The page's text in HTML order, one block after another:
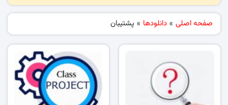
صفحه اصلی » دانلودها » پشتیبان